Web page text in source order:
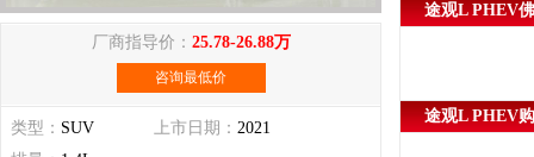
厂商指导价： 25.78-26.88万
咨询最低价
类型： SUV 上市日期： 2021
途观L PHEV
途观L PHEV